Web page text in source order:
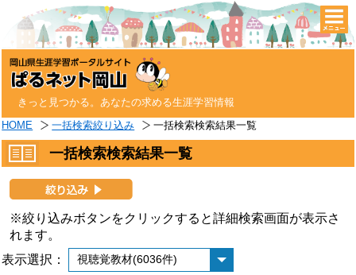
きっと見つかる。あなたの求める生涯学習情報
HOME 一括検索絞り込み 一括検索検索結果一覧
一括検索検索結果一覧
※絞り込みボタンをクリックすると詳細検索画面が表示さ
れます。
表示選択：